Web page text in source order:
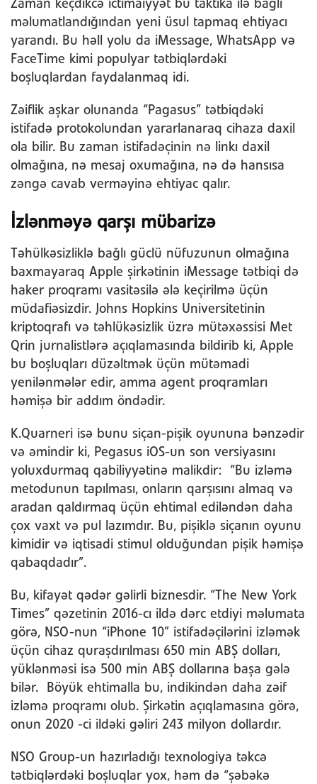
Zaman keçdikcə ictimaiyyət bu taktika ilə bağlı
məlumatlandığından yeni üsul tapmaq ehtiyacı
yarandı. Bu həll yolu da iMessage, WhatsApp və
FaceTime kimi populyar tətbiqlərdəki
boşluqlardan faydalanmaq idi.
Zəiflik aşkar olunanda “Pagasus” tətbiqdəki
istifadə protokolundan yararlanaraq cihaza daxil
ola bilir. Bu zaman istifadəçinin nə linkı daxil
olmağına, nə mesaj oxumağına, nə də hansısa
zəngə cavab verməyinə ehtiyac qalır.
İzlənməyə qarşı mübarizə
Təhülkəsizliklə bağlı güclü nüfuzunun olmağına
baxmayaraq Apple şirkətinin iMessage tətbiqi də
haker proqramı vasitəsilə ələ keçirilmə üçün
müdafiəsizdir. Johns Hopkins Universitetinin
kriptoqrafı və təhlükəsizlik üzrə mütəxəssisi Met
Qrin jurnalistlərə açıqlamasında bildirib ki, Apple
bu boşluqları düzəltmək üçün mütəmadi
yenilənmələr edir, amma agent proqramları
həmişə bir addım öndədir.
K.Quarneri isə bunu siçan-pişik oyununa bənzədir
və əmindir ki, Pegasus iOS-un son versiyasını
yoluxdurmaq qabiliyyətinə malikdir: “Bu izləmə
metodunun tapılması, onların qarşısını almaq və
aradan qaldırmaq üçün ehtimal ediləndən daha
çox vaxt və pul lazımdır. Bu, pişiklə siçanın oyunu
kimidir və iqtisadi stimul olduğundan pişik həmişə
qabaqdadır”.
Bu, kifayət qədər gəlirli biznesdir. “The New York
Times” qəzetinin 2016-cı ildə dərc etdiyi məlumata
görə, NSO-nun “iPhone 10” istifadəçilərini izləmək
üçün cihaz quraşdırılması 650 min ABŞ dolları,
yüklənməsi isə 500 min ABŞ dollarına başa gələ
bilər. Böyük ehtimalla bu, indikindən daha zəif
izləmə proqramı olub. Şirkətin açıqlamasına görə,
onun 2020 -ci ildəki gəliri 243 milyon dollardır.
NSO Group-un hazırladığı texnologiya təkcə
tətbiqlərdəki boşluqlar yox, həm də “şəbəkə